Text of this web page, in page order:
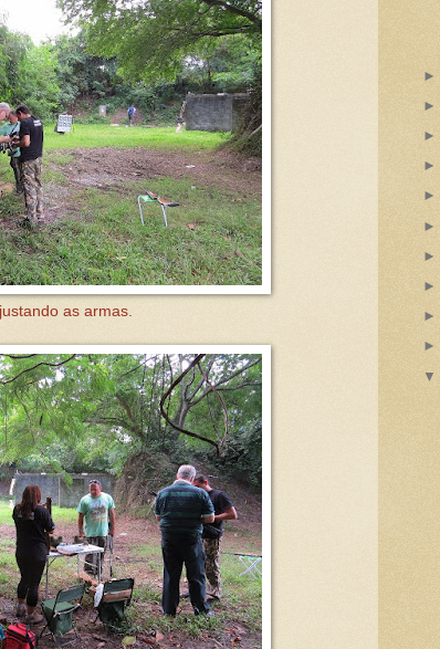
as armas.
►
►
►
►
►
►
►
►
►
►
▼